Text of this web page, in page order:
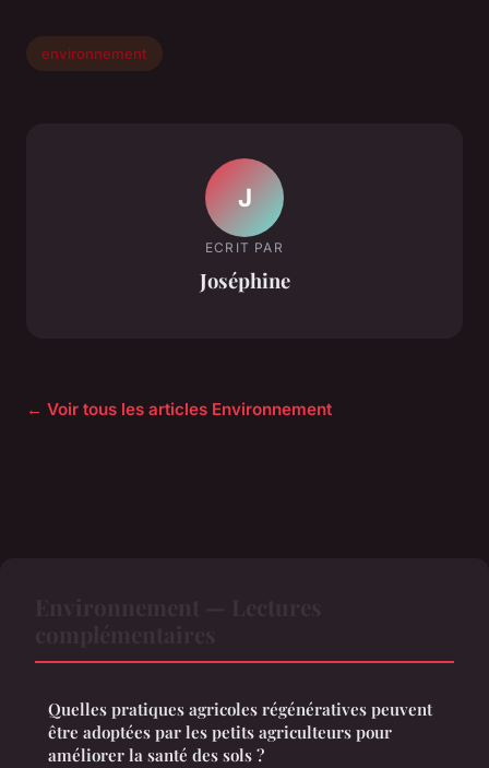
environnement
J
ECRIT PAR
Joséphine
← Voir tous les articles Environnement
Quelles pratiques agricoles régénératives peuvent
être adoptées par les petits agriculteurs pour
améliorer la santé des sols ?